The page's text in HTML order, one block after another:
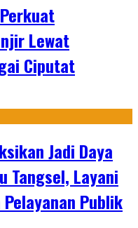
Lewat
Ciputat
Jadi Daya
Tangsel, Layani
Publik